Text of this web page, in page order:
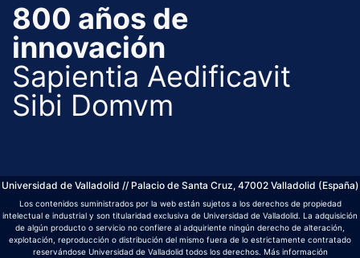
800 años de
innovación
Sapientia Aedificavit
Sibi Domvm
Universidad de Valladolid // Palacio de Santa Cruz, 47002 Valladolid (España)
Los contenidos suministrados por la web están sujetos a los derechos de propiedad
intelectual e industrial y son titularidad exclusiva de Universidad de Valladolid. La adquisición
de algún producto o servicio no confiere al adquiriente ningún derecho de alteración,
explotación, reproducción o distribución del mismo fuera de lo estrictamente contratado
reservándose Universidad de Valladolid todos los derechos. Más información